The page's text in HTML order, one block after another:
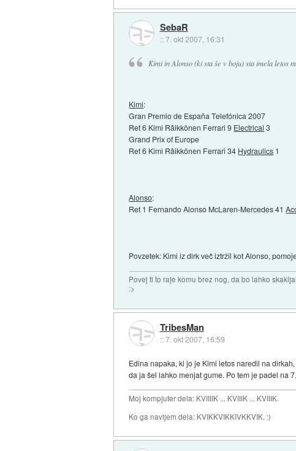
SebaR
::7. okt 2007, 16:31
Kimi in Alonso (ki sta še v boju) sta imela letos
Kimi:
Gran Premio de España Telefónica 2007
Ret 6 Kimi Rãikkönen Ferrari 9 Electrical 3
Grand Prix of Europe
Ret 6 Kimi Rãikkönen Ferrari 34 Hydraulics 1
Alonso:
Ret 1 Fernando Alonso McLaren-Mercedes 41
Povzetek: Kimi iz dirk več iztržil kot Alonso,
Povej ti to raje komu brez nog, da bo lahko
:>
TribesMan
::7. okt 2007, 16:59
Edina napaka, ki jo je Kimi letos naredil na
da ja šel lahko menjat gume. Po tem je padel na
Moj kompjuter dela: KVIIIIK ... KVIIIK ... KVIIIK.
Ko ga navijem dela: KVIKKVIKKIVKKVIK. :)